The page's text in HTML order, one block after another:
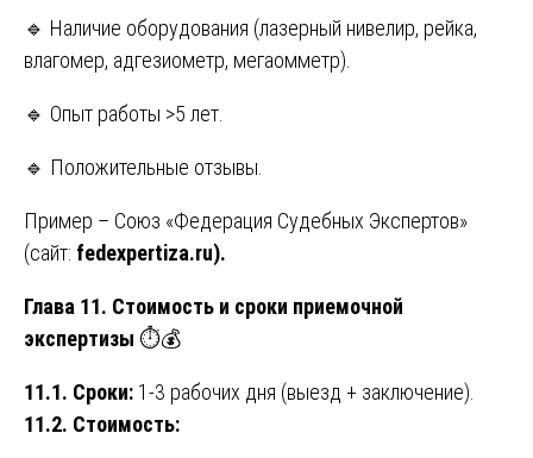
🔹 Наличие оборудования (лазерный нивелир, рейка,
влагомер, адгезиометр, мегаомметр).
🔹 Опыт работы >5 лет.
🔹 Положительные отзывы.
Пример – Союз «Федерация Судебных Экспертов»
(сайт: fedexpertiza.ru).
Глава 11. Стоимость и сроки приемочной
экспертизы ⏱️💰
11.1. Сроки: 1-3 рабочих дня (выезд + заключение).
11.2. Стоимость: